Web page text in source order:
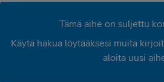
Tämä aihe on suljettu
Käytä hakua löytääksesi muita
aloita uusi